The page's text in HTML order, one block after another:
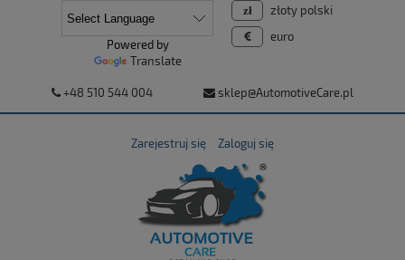
+48 510 544 004 sklep@AutomotiveCare.pl
Zarejestruj się Zaloguj się
złoty polski
euro
Powered by
Translate